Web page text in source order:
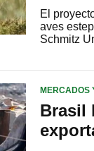
El
aves
Schmitz
MERCADOS
Brasil